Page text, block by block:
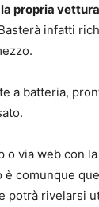
propria
infatti
a batteria,
via web con
è comunque
potrà rivelarsi